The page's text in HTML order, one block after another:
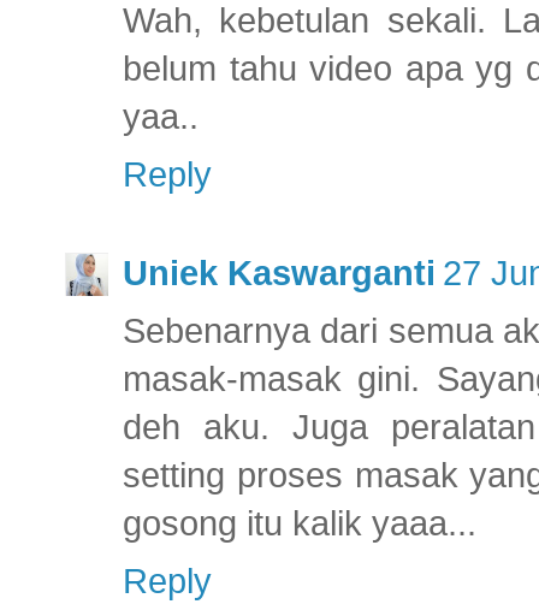
Wah, kebetulan sekali.
belum tahu video apa yg
yaa..
Reply
Uniek Kaswarganti 27
Sebenarnya dari semua
masak-masak gini.
deh aku. Juga
setting proses masak
gosong itu kalik yaaa...
Reply